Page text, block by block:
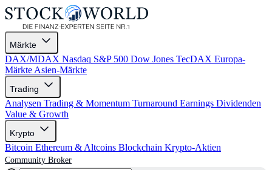
Märkte
DAX/MDAX Nasdaq S&P 500 Dow Jones TecDAX Europa-
Märkte Asien-Märkte
Trading
Analysen Trading & Momentum Turnaround Earnings Dividenden
Value & Growth
Krypto
Bitcoin Ethereum & Altcoins Blockchain Krypto-Aktien
Community Broker